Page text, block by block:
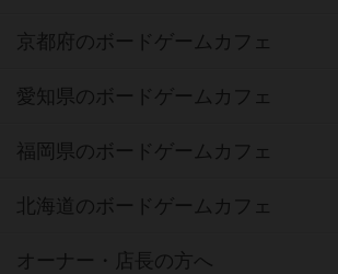
京都府のボードゲームカフェ
愛知県のボードゲームカフェ
福岡県のボードゲームカフェ
北海道のボードゲームカフェ
オーナー・店長の方へ